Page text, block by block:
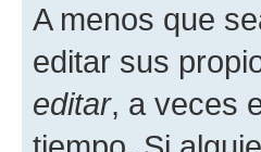
A menos que
editar sus
editar, a veces